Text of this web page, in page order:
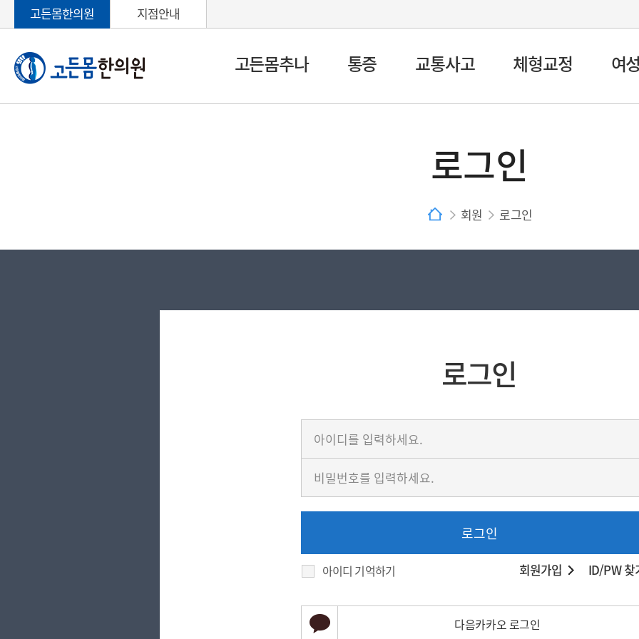
고든몸한의원 지점안내
고든몸추나 통증 교통사고 체형교정 여
로그인
회원 로그인
로그인
로그인
아이디 기억하기 회원가입 ID/PW 찾
다음카카오 로그인